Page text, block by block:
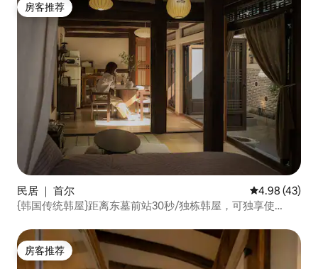
房客推荐
房客推荐
民居 ｜ 首尔 平均评分
4.98 (43)
{韩国传统韩屋}距离东墓前站30秒/独栋韩屋，可独享使
房客推荐
房客推荐